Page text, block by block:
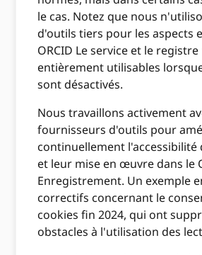
le cas. Notez que nous
d'outils tiers pour les aspects
ORCID Le service et le
entièrement utilisables
sont désactivés.
Nous travaillons activement
fournisseurs d'outils pour
continuellement l'accessibilité
et leur mise en œuvre dans le
Enregistrement. Un exemple
correctifs concernant le
cookies fin 2024, qui ont
obstacles à l'utilisation des